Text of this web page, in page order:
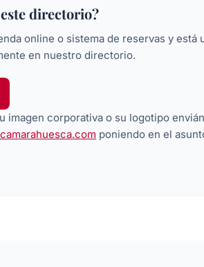
directorio?
online o sistema de reservas y está
en nuestro directorio.
imagen corporativa o su logotipo
poniendo en el